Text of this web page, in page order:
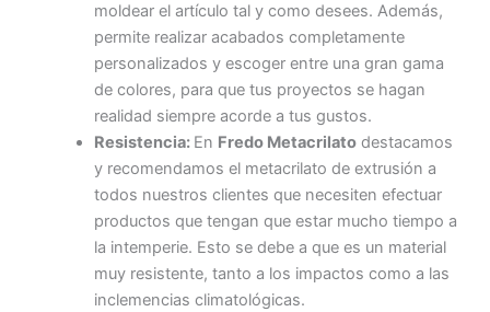
moldear el artículo tal y como desees. Además,
permite realizar acabados completamente
personalizados y escoger entre una gran gama
de colores, para que tus proyectos se hagan
realidad siempre acorde a tus gustos.
Resistencia: En Fredo Metacrilato destacamos
y recomendamos el metacrilato de extrusión a
todos nuestros clientes que necesiten efectuar
productos que tengan que estar mucho tiempo a
la intemperie. Esto se debe a que es un material
muy resistente, tanto a los impactos como a las
inclemencias climatológicas.